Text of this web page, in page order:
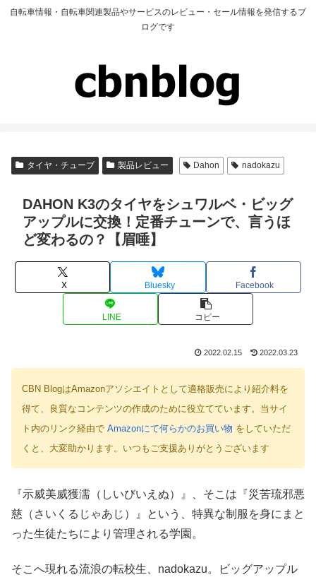
自転車情報・自転車関連製品やサービスのレビュー・セール情報を発信するブ
ログです
タイヤ・チューブ 製品レビュー Dahon nadokazu
DAHON K3のタイヤをシュワルベ・ビッグ
アップルに交換！定番チューンで、言うほ
ど変わるの？【眉唾】
X Bluesky Facebook
LINE コピー
2022.02.15 2022.03.23
CBN BlogはAmazonアソシエイトとして適格販売により紹介料を
得て、良質なコンテンツの作成のために役立てています。当サイ
ト内のリンク経由で Amazonにて何らかのお買い物 をしていただ
くと、大変助かります。いつもご支援ありがとうございます
『示威美威獲濡（しいびいえぬ）』、そこは『災苦琉邪悪
慈（さいくるじゃあじ）』という、特異な制服を身にまと
った生徒たちにより管理される学園。
そこへ現れる流浪の転校生、nadokazu。ビッグアップル